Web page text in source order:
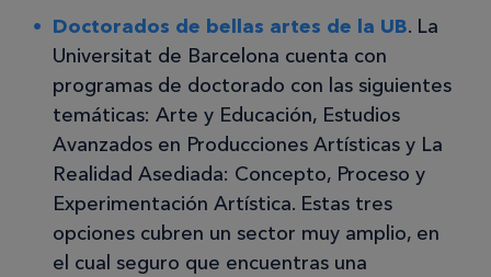
Doctorados de bellas artes de la UB. La
Universitat de Barcelona cuenta con
programas de doctorado con las siguientes
temáticas: Arte y Educación, Estudios
Avanzados en Producciones Artísticas y La
Realidad Asediada: Concepto, Proceso y
Experimentación Artística. Estas tres
opciones cubren un sector muy amplio, en
el cual seguro que encuentras una